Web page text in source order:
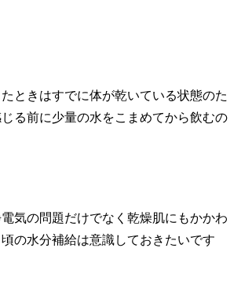
ときはすでに体が乾いている状態のた
る前に少量の水をこまめてから飲むの
気の問題だけでなく乾燥肌にもかかわ
の水分補給は意識しておきたいです